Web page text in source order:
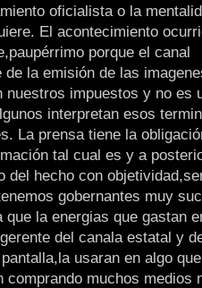
oficialista o la
El acontecimiento
porque el canal
de la emisión de las
nuestros impuestos y no es
interpretan esos
La prensa tiene la
tal cual es y a
del hecho con
gobernantes muy
la energias que gastan
del canala estatal y
usaran en algo
comprando muchos medios